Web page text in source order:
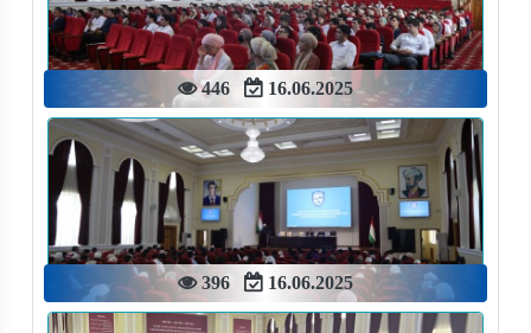
446 16.06.2025
396 16.06.2025